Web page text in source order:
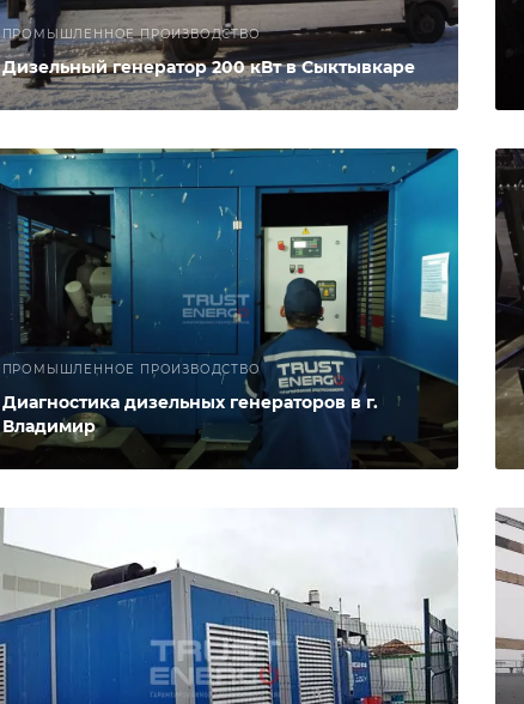
ПРОМЫШЛЕННОЕ ПРОИЗВОДСТВО
Дизельный генератор 200 кВт в Сыктывкаре
ПРОМЫШЛЕННОЕ ПРОИЗВОДСТВО
Диагностика дизельных генераторов в г.
Владимир